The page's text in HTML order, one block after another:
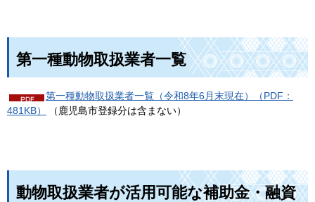
第一種動物取扱業者一覧
第一種動物取扱業者一覧（令和8年6月末現在）（PDF：
481KB）
（鹿児島市登録分は含まない）
動物取扱業者が活用可能な補助金・融資